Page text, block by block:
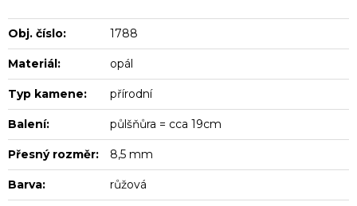
Obj. číslo: 1788
Materiál: opál
Typ kamene: přírodní
Balení: půlšňůra = cca 19cm
Přesný rozměr: 8,5 mm
Barva: růžová